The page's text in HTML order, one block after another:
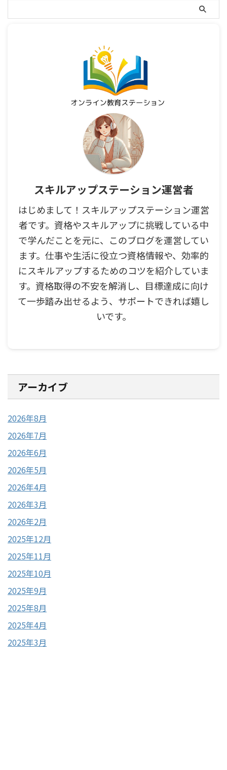
スキルアップステーション運営者
はじめまして！スキルアップステーション運営
者です。資格やスキルアップに挑戦している中
で学んだことを元に、このブログを運営してい
ます。仕事や生活に役立つ資格情報や、効率的
にスキルアップするためのコツを紹介していま
す。資格取得の不安を解消し、目標達成に向け
て一歩踏み出せるよう、サポートできれば嬉し
いです。
アーカイブ
2026年8月
2026年7月
2026年6月
2026年5月
2026年4月
2026年3月
2026年2月
2025年12月
2025年11月
2025年10月
2025年9月
2025年8月
2025年4月
2025年3月